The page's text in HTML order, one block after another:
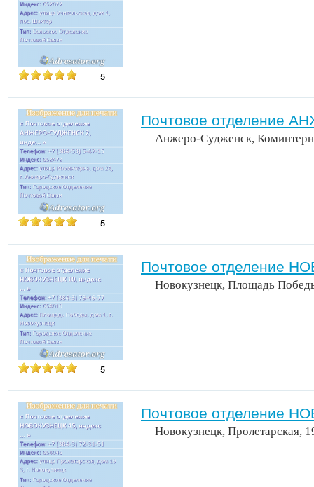
5
5
Почтовое отделение
Анжеро-Судженск,
5
Почтовое отделение
Новокузнецк, Площадь
Почтовое отделение
Новокузнецк, Пролетарская,